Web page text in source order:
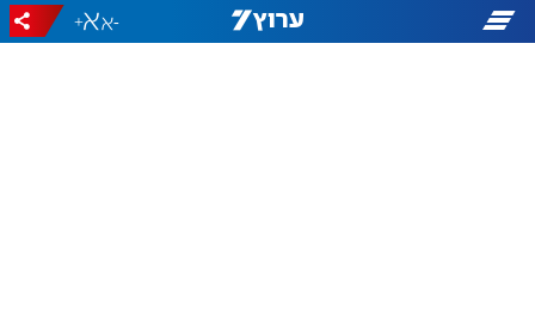
-
+